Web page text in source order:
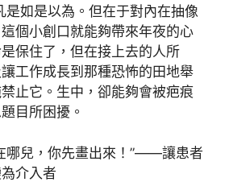
是如是以為。但在于對內在抽像
個小創口就能夠帶來年夜的心
保住了，但在接上去的人所
工作成長到那種恐怖的田地舉
止它。生中，卻能夠會被疤痕
目所困擾。
哪兒，你先畫出來！”——讓患者
介入者